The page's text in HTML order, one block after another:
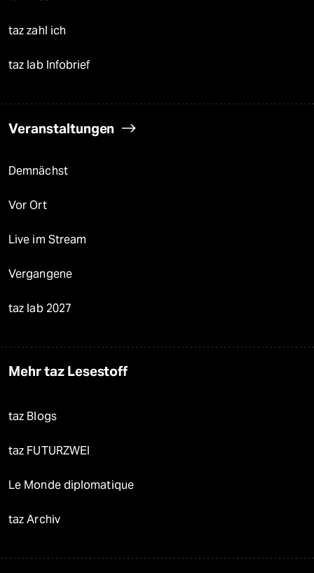
taz zahl ich
taz lab Infobrief
Veranstaltungen
Demnächst
Vor Ort
Live im Stream
Vergangene
taz lab 2027
Mehr taz Lesestoff
taz Blogs
taz FUTURZWEI
Le Monde diplomatique
taz Archiv